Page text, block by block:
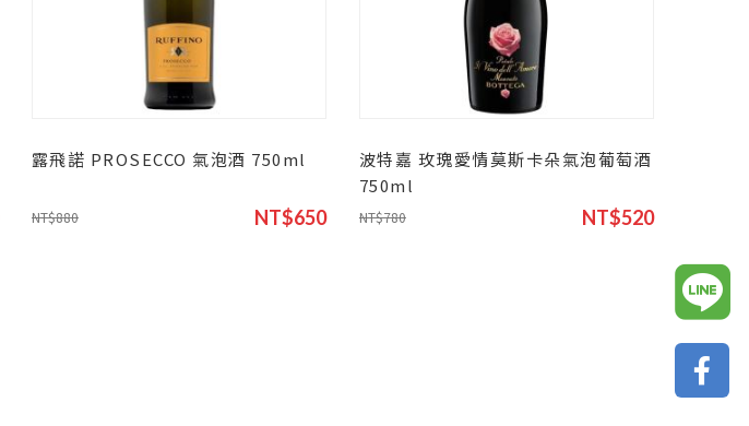
露飛諾 PROSECCO 氣泡酒 750ml
NT$880 NT$650
波特嘉 玫瑰愛情莫斯卡朵氣泡葡萄酒
750ml
NT$780 NT$520